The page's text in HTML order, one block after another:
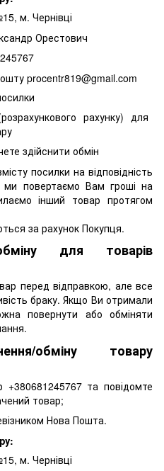
м. Чернівці
Орестович
procentr819@gmail.com
рахунку) для
здійснити обмін
посилки на відповідність
повертаємо Вам гроші на
інший товар протягом
за рахунок Покупця.
для товарів
перед відправкою, але все
браку. Якщо Ви отримали
повернути або обміняти
обміну товару
та повідомте
товар;
Нова Пошта.
м. Чернівці